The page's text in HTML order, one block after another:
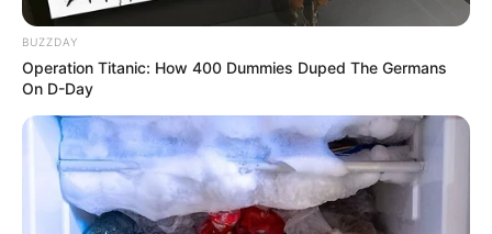
A Tisza Párt elnöke, Magyar Péter csütörtökön a
Facebookon szólította fel Orbán Viktort, hogy a
Szőlő utcai javítóintézetben történt
bűncselekmények teljes körű és nyilvános
BUZZDAY
Operation Titanic: How 400 Dummies Duped The Germans
On D-Day